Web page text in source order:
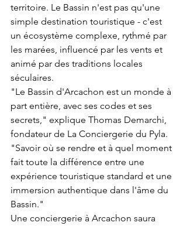
territoire. Le Bassin n'est pas qu'une
simple destination touristique - c'est
un écosystème complexe, rythmé par
les marées, influencé par les vents et
animé par des traditions locales
séculaires.
"Le Bassin d'Arcachon est un monde à
part entière, avec ses codes et ses
secrets," explique Thomas Demarchi,
fondateur de La Conciergerie du Pyla.
"Savoir où se rendre et à quel moment
fait toute la différence entre une
expérience touristique standard et une
immersion authentique dans l'âme du
Bassin."
Une conciergerie à Arcachon saura